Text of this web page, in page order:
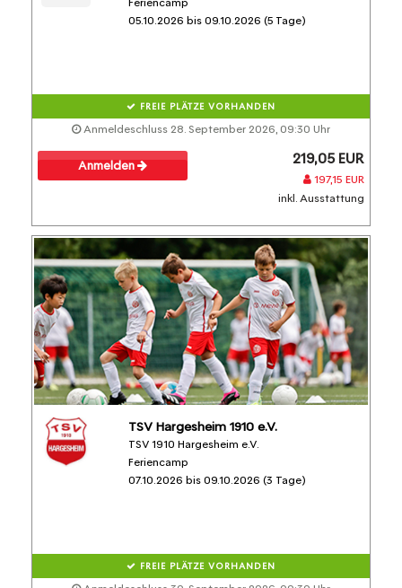
05.10.2026 bis 09.10.2026 (5 Tage)
FREIE PLÄTZE VORHANDEN
Anmeldeschluss 28. September 2026, 09:30 Uhr
Anmelden 219,05 EUR
197,15 EUR
inkl. Ausstattung
TSV Hargesheim 1910 e.V.
TSV 1910 Hargesheim e.V.
Feriencamp
07.10.2026 bis 09.10.2026 (3 Tage)
FREIE PLÄTZE VORHANDEN